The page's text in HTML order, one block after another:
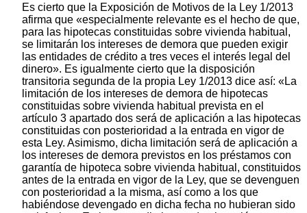
Es cierto que la Exposición de Motivos de la Ley 1/2013
afirma que «especialmente relevante es el hecho de que,
para las hipotecas constituidas sobre vivienda habitual,
se limitarán los intereses de demora que pueden exigir
las entidades de crédito a tres veces el interés legal del
dinero». Es igualmente cierto que la disposición
transitoria segunda de la propia Ley 1/2013 dice así: «La
limitación de los intereses de demora de hipotecas
constituidas sobre vivienda habitual prevista en el
artículo 3 apartado dos será de aplicación a las hipotecas
constituidas con posterioridad a la entrada en vigor de
esta Ley. Asimismo, dicha limitación será de aplicación a
los intereses de demora previstos en los préstamos con
garantía de hipoteca sobre vivienda habitual, constituidos
antes de la entrada en vigor de la Ley, que se devenguen
con posterioridad a la misma, así como a los que
habiéndose devengado en dicha fecha no hubieran sido